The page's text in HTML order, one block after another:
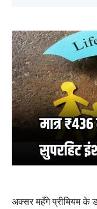
अक्सर महँगे प्रीमियम के